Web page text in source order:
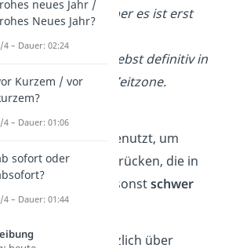
sei Samstag, aber es ist erst
„Du lebst definitiv in
einer eigenen Zeitzone.
LMAO!“
„LMAO“ wird oft benutzt, um
Emotionen
auszudrücken, die in
schriftlicher Form sonstschwer
zu vermitteln
Tipp:
Wenn du herzlich über
neues Jahr /
Neues Jahr?
4 – Dauer: 02:24
Kurzem / vor
4 – Dauer: 01:06
sofort oder
4 – Dauer: 01:44